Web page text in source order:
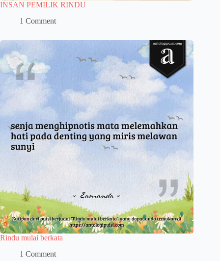
INSAN PEMILIK RINDU
1 Comment
Rindu mulai berkata
1 Comment